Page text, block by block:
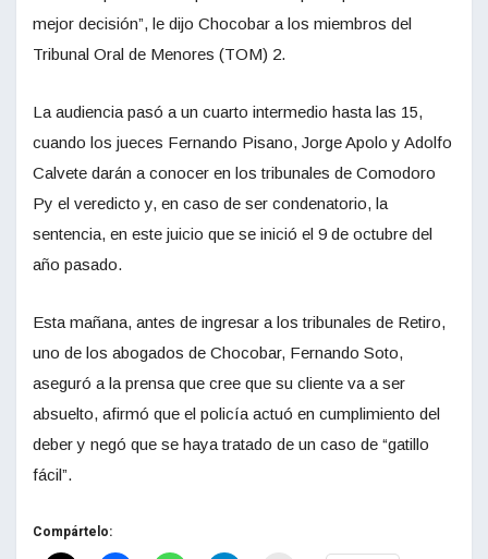
mejor decisión”, le dijo Chocobar a los miembros del
Tribunal Oral de Menores (TOM) 2.
La audiencia pasó a un cuarto intermedio hasta las 15,
cuando los jueces Fernando Pisano, Jorge Apolo y Adolfo
Calvete darán a conocer en los tribunales de Comodoro
Py el veredicto y, en caso de ser condenatorio, la
sentencia, en este juicio que se inició el 9 de octubre del
año pasado.
Esta mañana, antes de ingresar a los tribunales de Retiro,
uno de los abogados de Chocobar, Fernando Soto,
aseguró a la prensa que cree que su cliente va a ser
absuelto, afirmó que el policía actuó en cumplimiento del
deber y negó que se haya tratado de un caso de “gatillo
fácil”.
Compártelo: